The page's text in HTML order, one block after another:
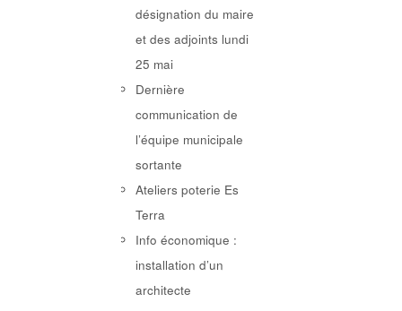
désignation du maire
et des adjoints lundi
25 mai
Dernière
communication de
l’équipe municipale
sortante
Ateliers poterie Es
Terra
Info économique :
installation d’un
architecte